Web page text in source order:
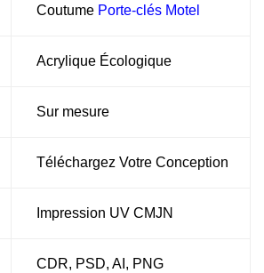
Coutume Porte-clés Motel
Acrylique Écologique
Sur mesure
Téléchargez Votre Conception
Impression UV CMJN
CDR, PSD, AI, PNG